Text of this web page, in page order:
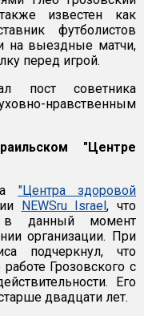
известен как
футболистов
на выездные матчи,
перед игрой.
пост советника
нравственным
"Центре
"Центра здоровой
NEWSru Israel, что
в данный момент
организации. При
подчеркнул, что
Грозовского с
Его
двадцати лет.